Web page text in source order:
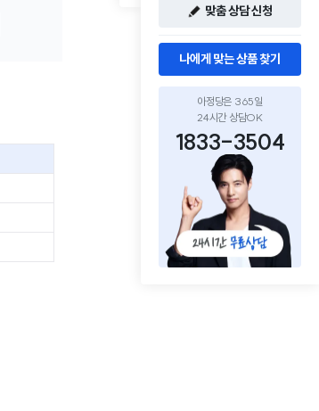
맞춤 상담 신청
나에게 맞는 상품 찾기
아정당은 365일
24시간 상담OK
1833-3504